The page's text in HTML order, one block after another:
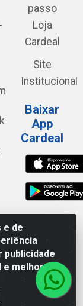
e de
publicidade
e melhorar a
passo
Loja
Cardeal
Site
Institucional
Baixar
App
Cardeal
582 - Alto
- CNPJ